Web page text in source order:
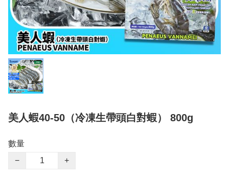
美人蝦40-50（冷凍生帶頭白對蝦） 800g
數量
−
+